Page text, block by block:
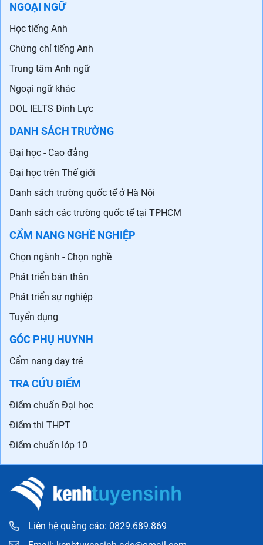
NGOẠI NGỮ
Học tiếng Anh
Chứng chỉ tiếng Anh
Trung tâm Anh ngữ
Ngoại ngữ khác
DOL IELTS Đình Lực
DANH SÁCH TRƯỜNG
Đại học - Cao đẳng
Đại học trên Thế giới
Danh sách trường quốc tế ở Hà Nội
Danh sách các trường quốc tế tại TPHCM
CẨM NANG NGHỀ NGHIỆP
Chọn ngành - Chọn nghề
Phát triển bản thân
Phát triển sự nghiệp
Tuyển dụng
GÓC PHỤ HUYNH
Cẩm nang dạy trẻ
TRA CỨU ĐIỂM
Điểm chuẩn Đại học
Điểm thi THPT
Điểm chuẩn lớp 10
Liên hệ quảng cáo: 0829.689.869